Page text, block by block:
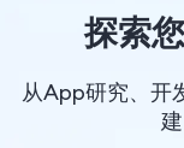
探索
从App研究、开